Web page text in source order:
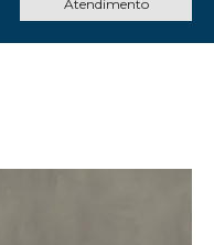
Atendimento